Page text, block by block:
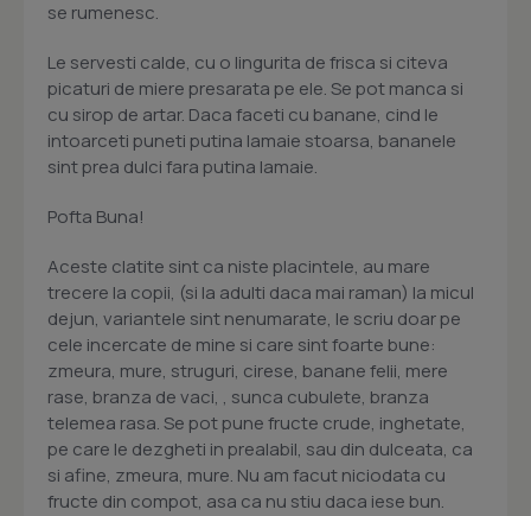
se rumenesc.
Le servesti calde, cu o lingurita de frisca si citeva
picaturi de miere presarata pe ele. Se pot manca si
cu sirop de artar. Daca faceti cu banane, cind le
intoarceti puneti putina lamaie stoarsa, bananele
sint prea dulci fara putina lamaie.
Pofta Buna!
Aceste clatite sint ca niste placintele, au mare
trecere la copii, (si la adulti daca mai raman) la micul
dejun, variantele sint nenumarate, le scriu doar pe
cele incercate de mine si care sint foarte bune:
zmeura, mure, struguri, cirese, banane felii, mere
rase, branza de vaci, , sunca cubulete, branza
telemea rasa. Se pot pune fructe crude, inghetate,
pe care le dezgheti in prealabil, sau din dulceata, ca
si afine, zmeura, mure. Nu am facut niciodata cu
fructe din compot, asa ca nu stiu daca iese bun.